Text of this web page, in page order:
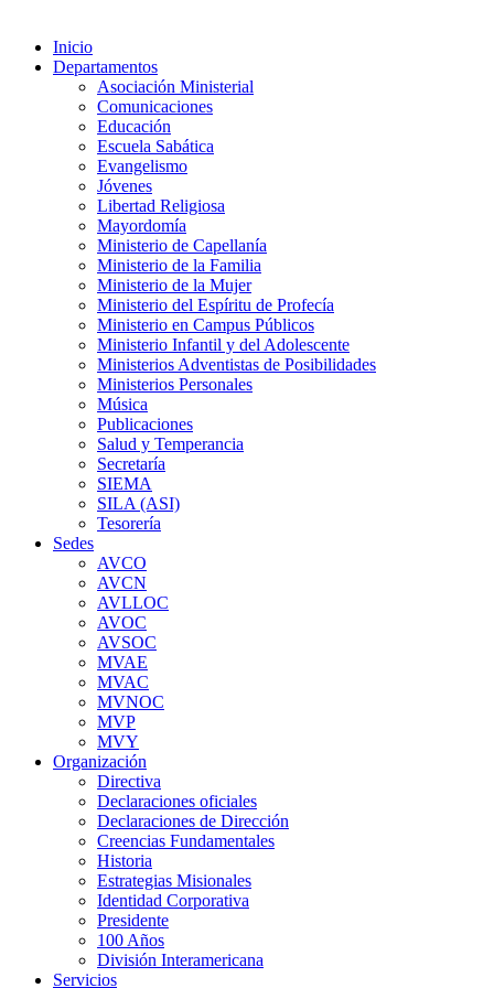
Inicio
Departamentos
Asociación Ministerial
Comunicaciones
Educación
Escuela Sabática
Evangelismo
Jóvenes
Libertad Religiosa
Mayordomía
Ministerio de Capellanía
Ministerio de la Familia
Ministerio de la Mujer
Ministerio del Espíritu de Profecía
Ministerio en Campus Públicos
Ministerio Infantil y del Adolescente
Ministerios Adventistas de Posibilidades
Ministerios Personales
Música
Publicaciones
Salud y Temperancia
Secretaría
SIEMA
SILA (ASI)
Tesorería
Sedes
AVCO
AVCN
AVLLOC
AVOC
AVSOC
MVAE
MVAC
MVNOC
MVP
MVY
Organización
Directiva
Declaraciones oficiales
Declaraciones de Dirección
Creencias Fundamentales
Historia
Estrategias Misionales
Identidad Corporativa
Presidente
100 Años
División Interamericana
Servicios